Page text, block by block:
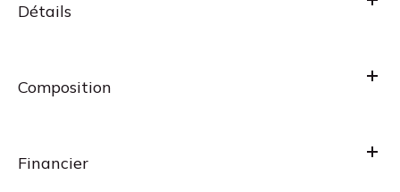
Détails
Composition
Financier